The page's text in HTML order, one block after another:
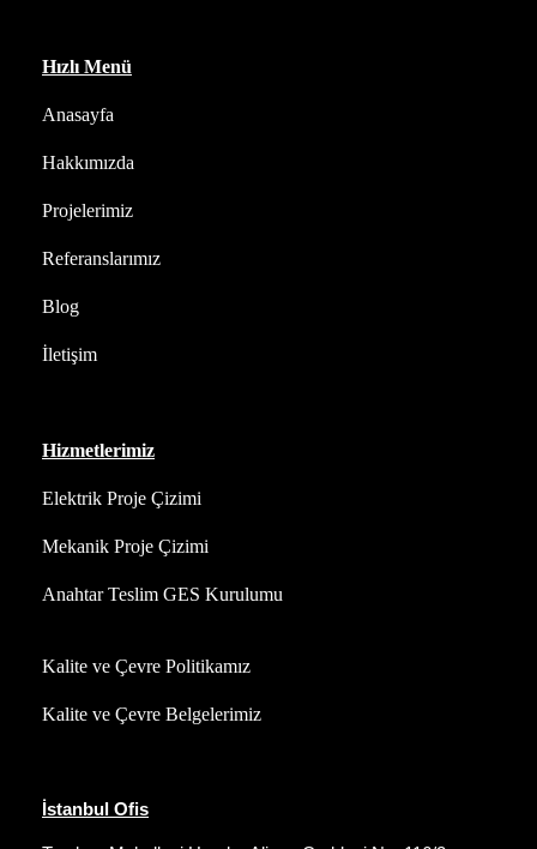
Hızlı Menü
Anasayfa
Hakkımızda
Projelerimiz
Referanslarımız
Blog
İletişim
Hizmetlerimiz
Elektrik Proje Çizimi
Mekanik Proje Çizimi
Anahtar Teslim GES Kurulumu
Kalite ve Çevre Politikamız
Kalite ve Çevre Belgelerimiz
İstanbul Ofis